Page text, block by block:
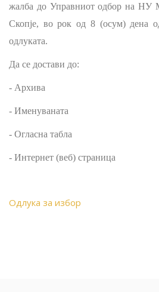
жалба до Управниот одбор на НУ
Скопје, во рок од 8 (осум) дена
одлуката.
Да се достави до:
- Архива
- Именуваната
- Огласна табла
- Интернет (веб) страница
Одлука за избор